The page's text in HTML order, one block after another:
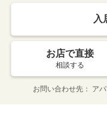
入
お店で直接
相談する
お問い合わせ先 ア